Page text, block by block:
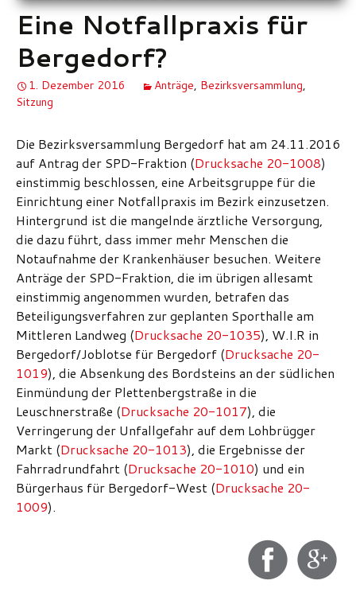
Eine Notfallpraxis für
Bergedorf?
1. Dezember 2016 Anträge, Bezirksversammlung,
Sitzung
Die Bezirksversammlung Bergedorf hat am 24.11.2016
auf Antrag der SPD-Fraktion (Drucksache 20-1008)
einstimmig beschlossen, eine Arbeitsgruppe für die
Einrichtung einer Notfallpraxis im Bezirk einzusetzen.
Hintergrund ist die mangelnde ärztliche Versorgung,
die dazu führt, dass immer mehr Menschen die
Notaufnahme der Krankenhäuser besuchen. Weitere
Anträge der SPD-Fraktion, die im übrigen allesamt
einstimmig angenommen wurden, betrafen das
Beteiligungsverfahren zur geplanten Sporthalle am
Mittleren Landweg (Drucksache 20-1035), W.I.R in
Bergedorf/Joblotse für Bergedorf (Drucksache 20-
1019), die Absenkung des Bordsteins an der südlichen
Einmündung der Plettenbergstraße in die
Leuschnerstraße (Drucksache 20-1017), die
Verringerung der Unfallgefahr auf dem Lohbrügger
Markt (Drucksache 20-1013), die Ergebnisse der
Fahrradrundfahrt (Drucksache 20-1010) und ein
Bürgerhaus für Bergedorf-West (Drucksache 20-
1009).